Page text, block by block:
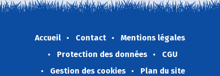
Accueil Contact
Mentions légales
Protection des données
CGU
Gestion des cookies
Plan du site